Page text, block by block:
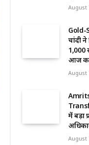
August
Gold-
चांदी
1,000
आज का
August
में बड़ा
August